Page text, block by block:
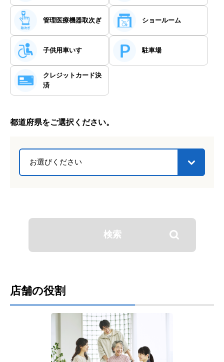
クレジットカード決済
クレジットカードでも決済が可能です。
管理医療機器取次ぎ ショールーム
子供用車いす 駐車場
クレジット カード決
済
都道府県をご選択ください。
検索
店舗の役割